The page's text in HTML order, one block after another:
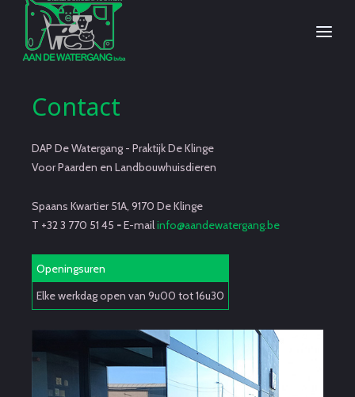
Contact
DAP De Watergang - Praktijk De Klinge
Voor Paarden en Landbouwhuisdieren
Spaans Kwartier 51A, 9170 De Klinge
T +32 3 770 51 45 -E-mailinfo@aandewatergang.be
Openingsuren
Elke werkdag open van 9u00 tot 16u30